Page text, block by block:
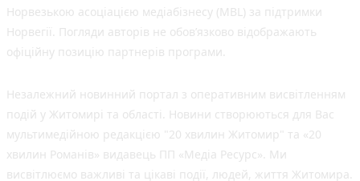
Норвезькою асоціацією медіабізнесу (MBL) за підтримки
Норвегії. Погляди авторів не обов’язково відображають
офіційну позицію партнерів програми.
Незалежний новинний портал з оперативним висвітленням
подій у Житомирі та області. Новини створюються для Вас
мультимедійною редакцією "20 хвилин Житомир" та «20
хвилин Романів» видавець ПП «Медіа Ресурс». Ми
висвітлюємо важливі та цікаві події, людей, життя Житомира.